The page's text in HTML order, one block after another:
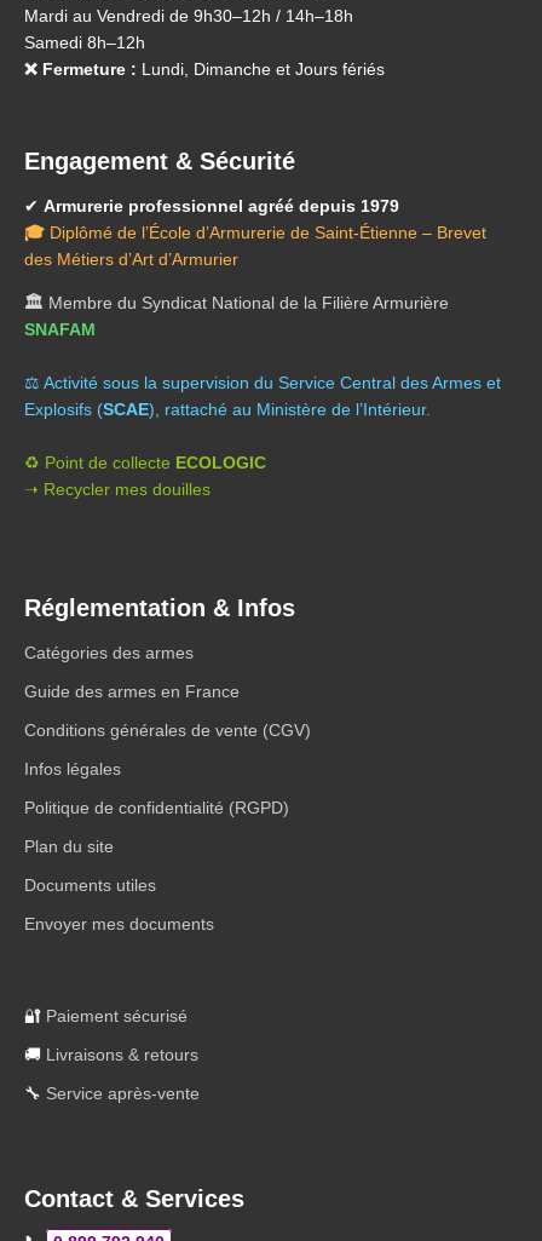
Mardi au Vendredi de 9h30–12h / 14h–18h
Samedi 8h–12h
❌ Fermeture : Lundi, Dimanche et Jours fériés
Engagement & Sécurité
✔ Armurerie professionnel agréé depuis 1979
🎓 Diplômé de l’École d’Armurerie de Saint-Étienne – Brevet
des Métiers d’Art d’Armurier
🏛️ Membre du Syndicat National de la Filière Armurière
SNAFAM
⚖️ Activité sous la supervision du Service Central des Armes et
Explosifs (SCAE), rattaché au Ministère de l’Intérieur.
♻️ Point de collecte ECOLOGIC
➝ Recycler mes douilles
Réglementation & Infos
Catégories des armes
Guide des armes en France
Conditions générales de vente (CGV)
Infos légales
Politique de confidentialité (RGPD)
Plan du site
Documents utiles
Envoyer mes documents
🔐 Paiement sécurisé
🚚 Livraisons & retours
🔧 Service après-vente
Contact & Services